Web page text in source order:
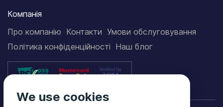
Компанія
Про компанію Контакти Умови обслуговування
Політика конфіденційності Наш блог
We use cookies